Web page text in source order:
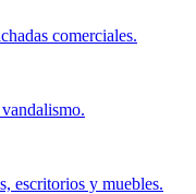
comerciales.
escritorios y muebles.